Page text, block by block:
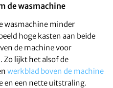
de wasmachine
wasmachine minder
hoge kasten aan beide
de machine voor
Zo lijkt het alsof de
werkblad boven de machine
en een nette uitstraling.